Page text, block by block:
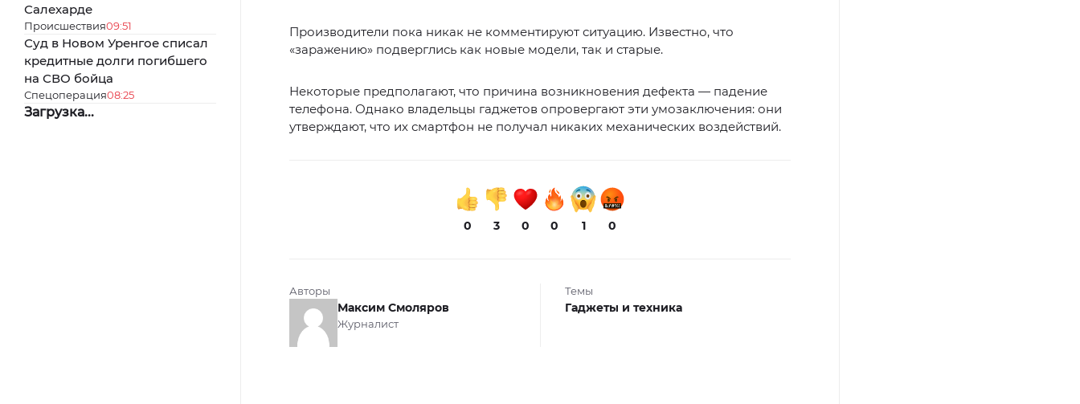
Салехарде
Происшествия09:51
Суд в Новом Уренгое списал
кредитные долги погибшего
на СВО бойца
Спецоперация08:25
Загрузка...
Производители пока никак не комментируют ситуацию. Известно, что
«заражению» подверглись как новые модели, так и старые.
Некоторые предполагают, что причина возникновения дефекта — падение
телефона. Однако владельцы гаджетов опровергают эти умозаключения: они
утверждают, что их смартфон не получал никаких механических воздействий.
0 3 0 0 1 0
Авторы
Максим Смоляров
Журналист
Темы
Гаджеты и техника